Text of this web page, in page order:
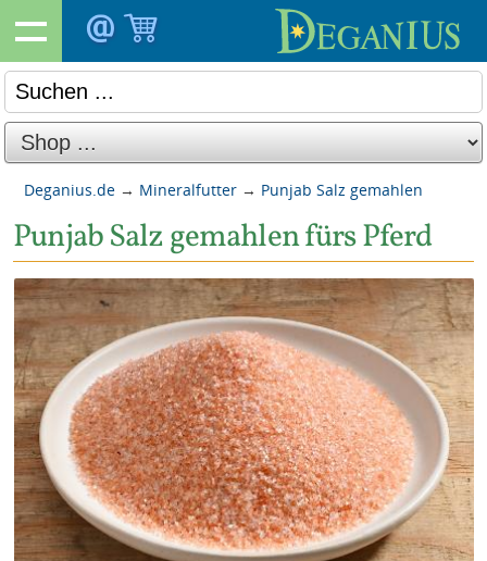
Deganius.de → Mineralfutter → Punjab Salz gemahlen
Punjab Salz gemahlen fürs Pferd